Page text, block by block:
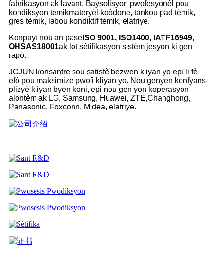
fabrikasyon ak lavant. Baysolisyon pwofesyonèl pou
kondiksyon tèmikmateryèl koòdone, tankou pad tèmik,
grès tèmik, labou kondiktif tèmik, elatriye.
Konpayi nou an pase ISO 9001, ISO1400, IATF16949,
OHSAS18001ak lòt sètifikasyon sistèm jesyon ki gen
rapò.
JOJUN konsantre sou satisfè bezwen kliyan yo epi li fè
efò pou maksimize pwofi kliyan yo. Nou genyen konfyans
plizyè kliyan byen koni, epi nou gen yon koperasyon
alontèm ak LG, Samsung, Huawei, ZTE,Changhong,
Panasonic, Foxconn, Midea, elatriye.